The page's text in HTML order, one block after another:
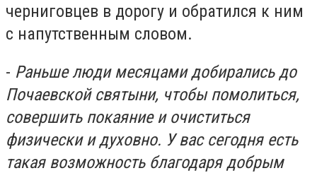
черниговцев в дорогу и обратился к ним
с напутственным словом.
- Раньше люди месяцами добирались до
Почаевской святыни, чтобы помолиться,
совершить покаяние и очиститься
физически и духовно. У вас сегодня есть
такая возможность благодаря добрым